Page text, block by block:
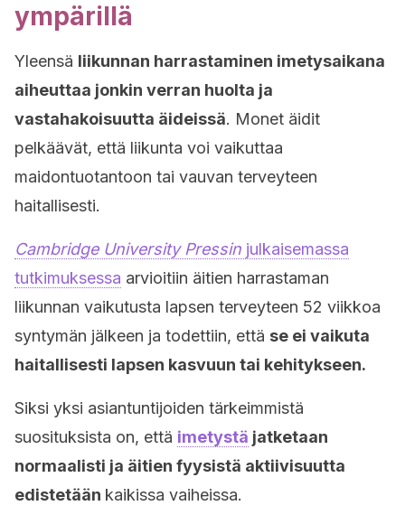
ympärillä
Yleensä liikunnan harrastaminen imetysaikana
aiheuttaa jonkin verran huolta ja
vastahakoisuutta äideissä. Monet äidit
pelkäävät, että liikunta voi vaikuttaa
maidontuotantoon tai vauvan terveyteen
haitallisesti.
Cambridge University Pressin julkaisemassa
tutkimuksessa arvioitiin äitien harrastaman
liikunnan vaikutusta lapsen terveyteen 52 viikkoa
syntymän jälkeen ja todettiin, että se ei vaikuta
haitallisesti lapsen kasvuun tai kehitykseen.
Siksi yksi asiantuntijoiden tärkeimmistä
suosituksista on, että imetystä jatketaan
normaalisti ja äitien fyysistä aktiivisuutta
edistetään kaikissa vaiheissa.